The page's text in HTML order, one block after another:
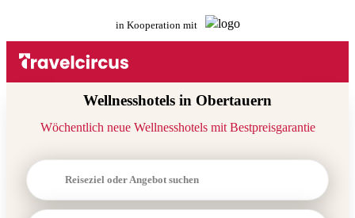
in Kooperation mit
Wellnesshotels in Obertauern
Wöchentlich neue Wellnesshotels mit Bestpreisgarantie
Reiseziel oder Angebot suchen